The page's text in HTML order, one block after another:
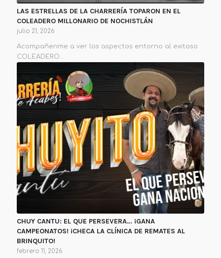
LAS ESTRELLAS DE LA CHARRERÍA TOPARON EN EL
COLEADERO MILLONARIO DE NOCHISTLÁN
julio 21, 2026
Acompañenme a ver los aspectos entorno al exitoso
COLEADERO…
CHUY CANTU: EL QUE PERSEVERA… ¡GANA
CAMPEONATOS! ¡CHECA LA CLÍNICA DE REMATES AL
BRINQUITO!
febrero 11, 2026